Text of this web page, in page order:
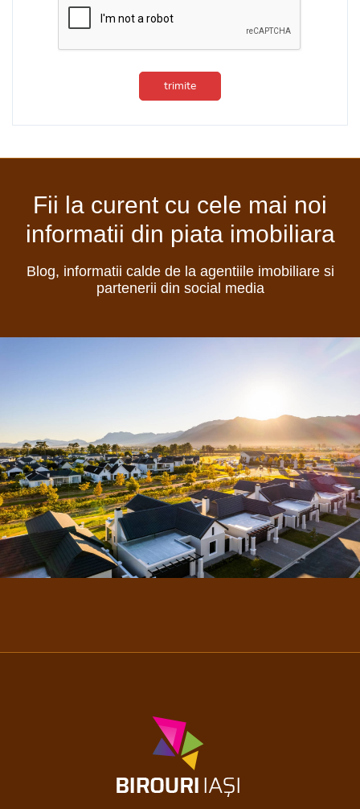
trimite
Fii la curent cu cele mai noi
informatii din piata imobiliara
Blog, informatii calde de la agentiile imobiliare si
partenerii din social media